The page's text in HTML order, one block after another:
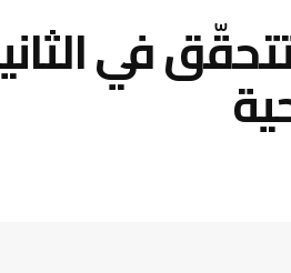
في